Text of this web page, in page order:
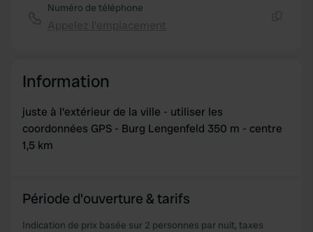
Numéro de téléphone
Information
juste à l'extérieur de la ville - utiliser les
coordonnées GPS - Burg Lengenfeld 350 m - centre
1,5 km
Période d'ouverture & tarifs
Indication de prix basée sur 2 personnes par nuit, taxes